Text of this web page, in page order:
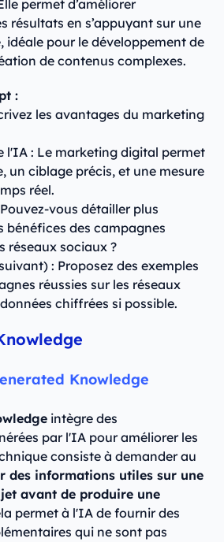
permet d’améliorer
résultats en s’appuyant sur une
idéale pour le développement de
de contenus complexes.
:
les avantages du marketing
l'IA : Le marketing digital permet
un ciblage précis, et une mesure
réel.
vous détailler plus
bénéfices des campagnes
réseaux sociaux ?
: Proposez des exemples
réussies sur les réseaux
chiffrées si possible.
Knowledge
intègre des
par l'IA pour améliorer les
consiste à demander au
des informations utiles sur une
avant de produire une
permet à l'IA de fournir des
qui ne sont pas